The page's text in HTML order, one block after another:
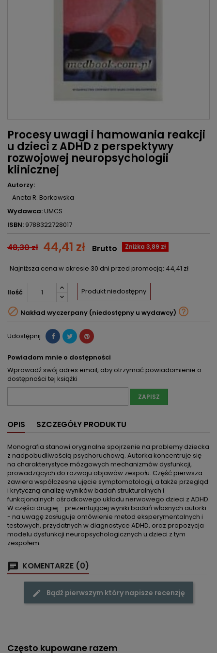
Procesy uwagi i hamowania reakcji
u dzieci z ADHD z perspektywy
rozwojowej neuropsychologii
klinicznej
Autorzy:
Aneta R. Borkowska
Wydawca:UMCS
ISBN: 9788322728017
48,30 zł 44,41 zł Zniżka 3,89 zł
Brutto
Najniższa cena w okresie 30 dni przed promocją: 44,41 zł
Ilość Produkt niedostępny
 Nakład wyczerpany (niedostępny u wydawcy) 
Udostępnij
Powiadom mnie o dostępności
Wprowadź swój adres email, aby otrzymać powiadomienie o
dostępności tej książki
ZAPISZ
OPIS SZCZEGÓŁY PRODUKTU
Monografia stanowi oryginalne spojrzenie na problemy dziecka
z nadpobudliwością psychoruchową. Autorka koncentruje się
na charakterystyce mózgowych mechanizmów dysfunkcji,
prowadzących do rozwoju objawów zespołu. Część pierwsza
zawiera współczesne ujęcie symptomatologii, a także przegląd
i krytyczną analizę wyników badań strukturalnych i
funkcjonalnych ośrodkowego układu nerwowego dzieci z ADHD.
W części drugiej - prezentującej wyniki badań własnych autorki
- na uwagę zasługuje omówienie metod eksperymentalnych i
testowych, przydatnych w diagnostyce ADHD, oraz propozycja
modelu dysfunkcji neuropsychologicznych u dzieci z tym
zespołem.
KOMENTARZE (0)
Bądź pierwszym który napisze recenzję
Często kupowane razem